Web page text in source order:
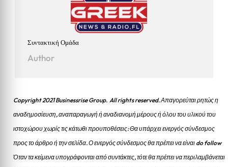
Συντακτική Ομάδα
Author
Copyright 2021 Businessrise Group. All rights reserved. Απαγορεύται ρητώς η
αναδημοσίευση, αναπαραγωγή ή αναδιανομή μέρους ή όλου του υλικού του
ιστοχώρου χωρίς τις κάτωθι προυποθέσεις: Θα υπάρχει ενεργός σύνδεσμος
προς το άρθρο ή την σελίδα.Ο ενεργός σύνδεσμος θα πρέπει να είναι do follow
Όταν τα κείμενα υπογράφονται από συντάκτες, τότε θα πρέπει να περιλαμβάνεται